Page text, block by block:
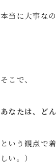
本当に大事な
そこで、
あなたは、ど
という観点で
しい。）